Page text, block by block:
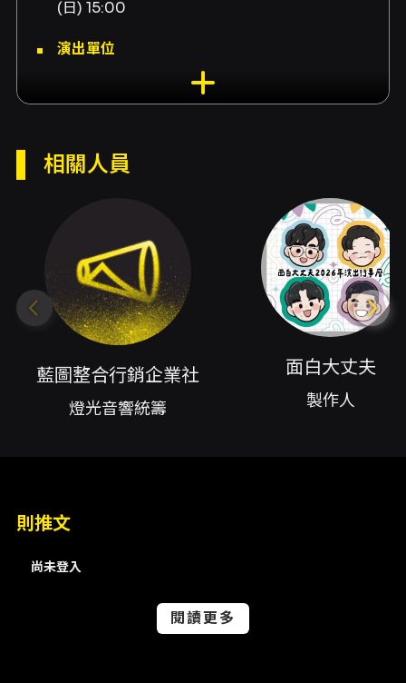
(日) 15:00
演出單位
竹縣竹北市縣政九路146號
燈光音響統籌藍圖整合行銷企業社、製作人面白
大丈夫、編劇面白大丈夫、行銷宣傳面白大丈
夫、劇本統籌林耿賢、演員董軒、演員耿賢、演
員阿量、演員林木森、劇團行政陳婉芸、劇團行
政李昀軒、視覺設計葉羿辰、舞台設計吳明軒、
燈光音響統籌廖俊榮、燈光設計張善婷、音樂蔡
惟量、音效設計蔡惟量、影像蔡惟量、廣告設計
的現場喜劇舞台，以日式搞笑風格為核心，結合
列自2019年創團以來，主打自編自導自演的模
式，由核心演出陣容董軒、耿賢、阿量、木森擔
相關人員
藍圖整合行銷企業社
燈光音響統籌
面白大丈夫
製作人
則推文
尚未登入
閱讀更多